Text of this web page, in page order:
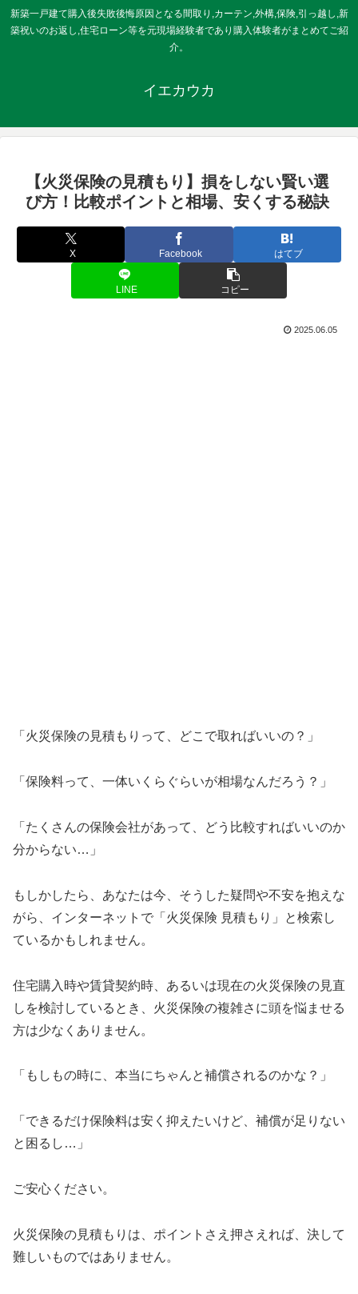
新築一戸建て購入後失敗後悔原因となる間取り,カーテン,外構,保険,引っ越し,新
築祝いのお返し,住宅ローン等を元現場経験者であり購入体験者がまとめてご紹
介。
イエカウカ
【火災保険の見積もり】損をしない賢い選
び方！比較ポイントと相場、安くする秘訣
X Facebook はてブ
LINE コピー
2025.06.05
「火災保険の見積もりって、どこで取ればいいの？」
「保険料って、一体いくらぐらいが相場なんだろう？」
「たくさんの保険会社があって、どう比較すればいいのか
分からない…」
もしかしたら、あなたは今、そうした疑問や不安を抱えな
がら、インターネットで「火災保険 見積もり」と検索し
ているかもしれません。
住宅購入時や賃貸契約時、あるいは現在の火災保険の見直
しを検討しているとき、火災保険の複雑さに頭を悩ませる
方は少なくありません。
「もしもの時に、本当にちゃんと補償されるのかな？」
「できるだけ保険料は安く抑えたいけど、補償が足りない
と困るし…」
ご安心ください。
火災保険の見積もりは、ポイントさえ押さえれば、決して
難しいものではありません。